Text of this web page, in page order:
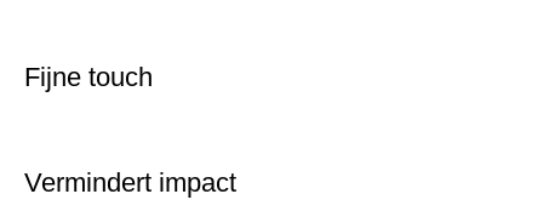
Fijne touch
Vermindert impact